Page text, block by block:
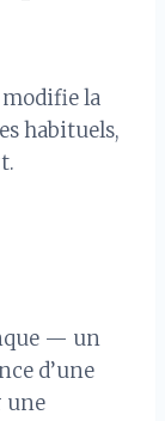
la
habituels,
— un
d’une
une